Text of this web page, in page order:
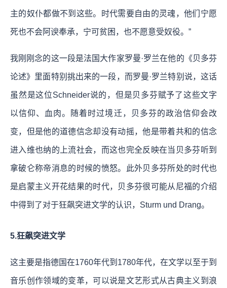
主的奴仆都做不到这些。时代需要自由的灵魂，他们宁愿
死也不会阿谀奉承，宁可贫困，也不愿意受奴役。”
我刚刚念的这一段是法国大作家罗曼·罗兰在他的《贝多芬
论述》里面特别挑出来的一段，而罗曼·罗兰特别说，这话
虽然是这位Schneider说的，但是贝多芬赋予了这些文字
以信仰、血肉。随着时过境迁，贝多芬的政治信仰会改
变，但是他的道德信念却没有动摇，他是带着共和的信念
进入维也纳的上流社会，而这也完全反映在当贝多芬听到
拿破仑称帝消息的时候的愤怒。此外贝多芬所处的时代也
是启蒙主义开花结果的时代，贝多芬很可能从尼福的介绍
中得到了对于狂飙突进文学的认识，Sturm und Drang。
5.狂飙突进文学
这主要是指德国在1760年代到1780年代，在文学以至于到
音乐创作领域的变革，可以说是文艺形式从古典主义到浪